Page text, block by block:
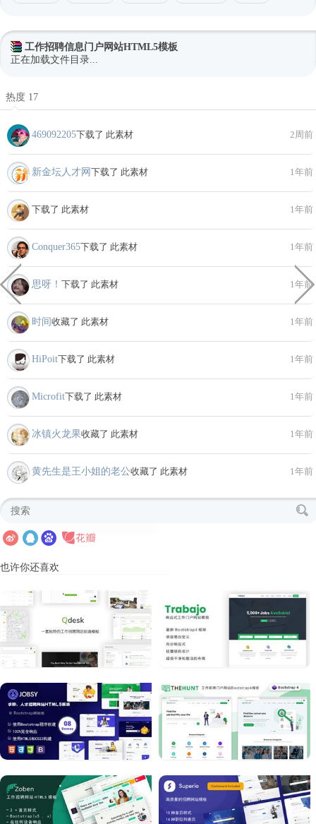
工作招聘信息门户网站HTML5模板
正在加载文件目录...
热度 17
469092205下载了 此素材 2周前
新金坛人才网 下载了 此素材 1年前
下载了 此素材 1年前
Conquer365下载了 此素材 1年前
思呀！ 下载了 此素材 1年前
时间收藏了 此素材 1年前
HiPoit下载了 此素材 1年前
Microfit下载了 此素材 1年前
冰镇火龙果收藏了 此素材 1年前
黄先生是王小姐的老公收藏了 此素材 1年前
也许你还喜欢